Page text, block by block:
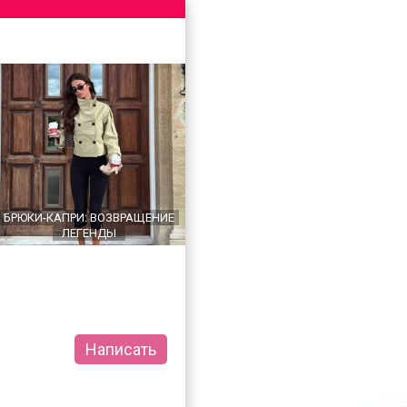
БРЮКИ-КАПРИ: ВОЗВРАЩЕНИЕ
ЛЕГЕНДЫ
Написать